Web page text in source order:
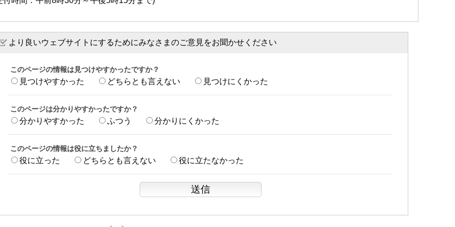
より良いウェブサイトにするためにみなさまのご意見をお聞かせください
このページの情報は見つけやすかったですか？
見つけやすかった どちらとも言えない 見つけにくかった
このページは分かりやすかったですか？
分かりやすかった ふつう 分かりにくかった
このページの情報は役に立ちましたか？
役に立った どちらとも言えない 役に立たなかった